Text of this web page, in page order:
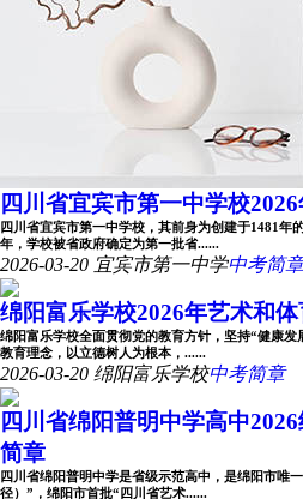
四川省宜宾市第一中学校
四川省宜宾市第一中学校，其前身为创建于1481年
年，学校被省政府确定为第一批省......
2026-03-20 宜宾市第一中学中考简章
绵阳富乐学校2026年艺术和
绵阳富乐学校全面贯彻党的教育方针，坚持“健康
教育理念，以立德树人为根本，......
2026-03-20 绵阳富乐学校中考简章
四川省绵阳普明中学高中
简章
四川省绵阳普明中学是省级示范高中，是绵阳市唯
径）”，绵阳市首批“四川省艺术......